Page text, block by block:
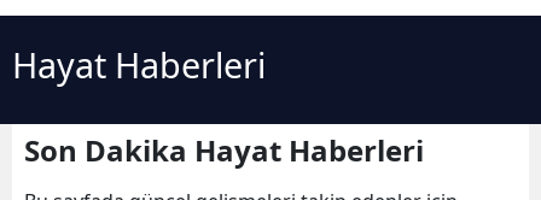
Hayat Haberleri
Son Dakika Hayat Haberleri